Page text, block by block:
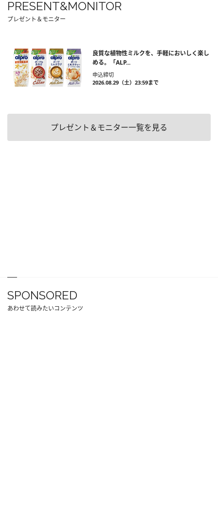
PRESENT&MONITOR
プレゼント＆モニター
良質な植物性ミルクを、手軽においしく楽し
める。「ALP...
申込締切
2026.08.29（土）23:59まで
プレゼント＆モニター一覧を見る
SPONSORED
あわせて読みたいコンテンツ